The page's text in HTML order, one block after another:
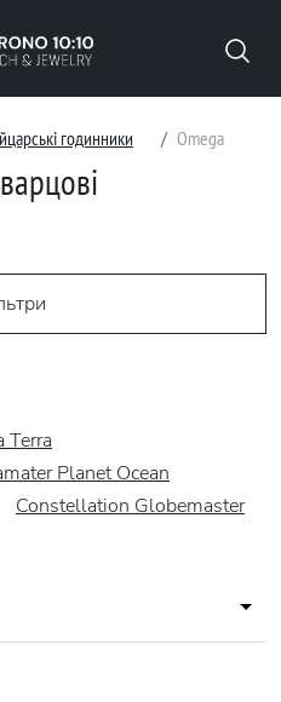
годинники Omega
Terra
Planet Ocean
Constellation Globemaster